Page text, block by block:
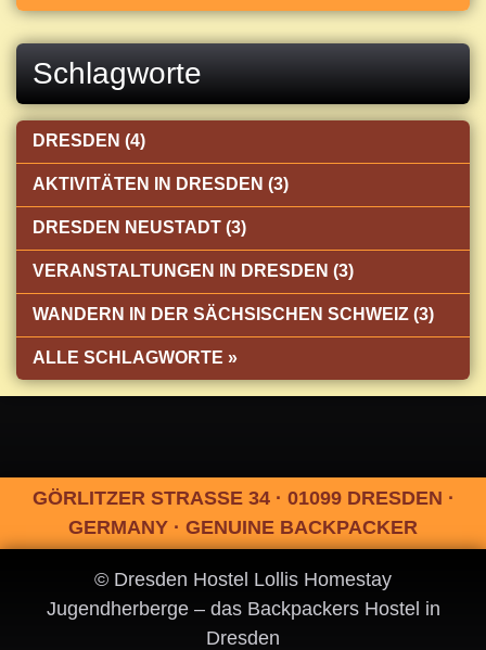
Schlagworte
DRESDEN (4)
AKTIVITÄTEN IN DRESDEN (3)
DRESDEN NEUSTADT (3)
VERANSTALTUNGEN IN DRESDEN (3)
WANDERN IN DER SÄCHSISCHEN SCHWEIZ (3)
ALLE SCHLAGWORTE »
GÖRLITZER STRASSE 34 · 01099 DRESDEN ·
GERMANY · GENUINE BACKPACKER
© Dresden Hostel Lollis Homestay
Jugendherberge – das Backpackers Hostel in
Dresden